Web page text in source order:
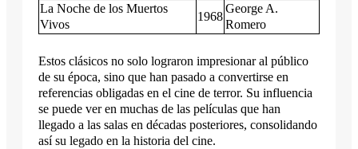
La Noche de los Muertos
Vivos
1968
George A.
Romero
Estos clásicos no solo lograron impresionar al público
de su época, sino que han pasado a convertirse en
referencias obligadas en el cine de terror. Su influencia
se puede ver en muchas de las películas que han
llegado a las salas en décadas posteriores, consolidando
así su legado en la historia del cine.